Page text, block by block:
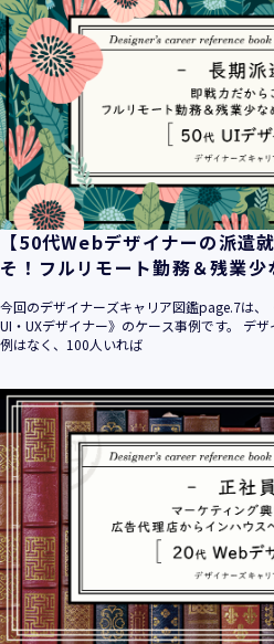
【50代Webデザイナーの派遣
そ！フルリモート勤務＆残業
今回のデザイナーズキャリア図鑑page.7は、
UI・UXデザイナー》のケース事例です。 デ
例はなく、100人いれば